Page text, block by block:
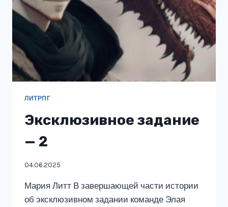
ЛИТРПГ
Эксклюзивное задание
— 2
04.06.2025
Мария Литт В завершающей части истории
об эксклюзивном задании команде Элая